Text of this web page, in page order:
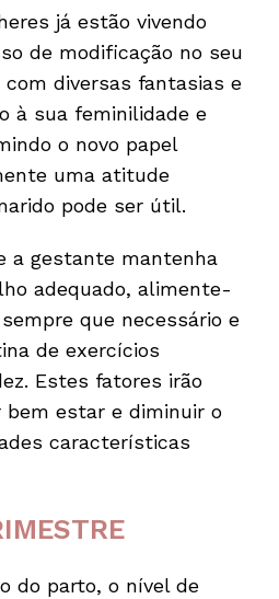
já estão vivendo
de modificação no seu
diversas fantasias e
à sua feminilidade e
o novo papel
uma atitude
pode ser útil.
a gestante mantenha
adequado, alimente-
que necessário e
de exercícios
Estes fatores irão
bem estar e diminuir o
características
do parto, o nível de